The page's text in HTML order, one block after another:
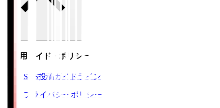
ご利用ガイド・ポリシー
SNS投稿ガイドライン
プライバシーポリシー